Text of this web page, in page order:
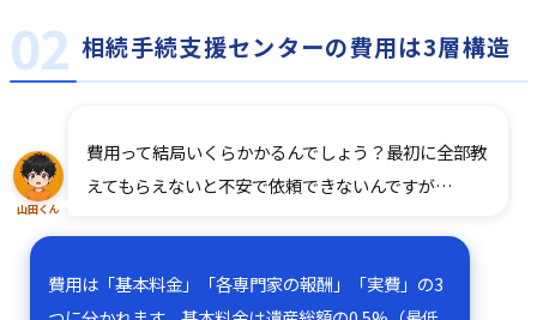
相続手続支援センターの費用は3層構造
山田くん
費用って結局いくらかかるんでしょう？最初に全部教
えてもらえないと不安で依頼できないんですが…
費用は「基本料金」「各専門家の報酬」「実費」の3